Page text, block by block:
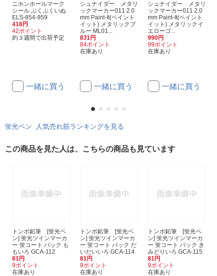
ニホンホールマーク
シール ぷくぷくいぬ
ELS-854-959
418円
42ポイント
約３週間で出荷予定
一緒に買う
シュナイダー メタリ
ックマーカー011 2.0
mm Paint-It(ペイント
イット) メタリックブ
ルー ML01...
831円
84ポイント
在庫あり
一緒に買う
シュナイダー メタリ
ックマーカー011 2.0
mm Paint-It(ペイント
イット) メタリックイ
エローゴ...
990円
99ポイント
在庫あり
一緒に買う
蛍光ペン 人気売れ筋ランキングを見る
この商品を見た人は、こちらの商品も見ています
トンボ鉛筆 [蛍光ペ
ン] 蛍光ツインマーカ
ー 蛍コート パック も
もいろ GCA-112
81円
9ポイント
在庫あり
トンボ鉛筆 [蛍光ペ
ン] 蛍光ツインマーカ
ー 蛍コート パック だ
いだいいろ GCA-114
81円
9ポイント
在庫あり
トンボ鉛筆 [蛍光ペ
ン] 蛍光ツインマーカ
ー 蛍コート パック き
みどりいろ GCA-115
81円
9ポイント
在庫あり